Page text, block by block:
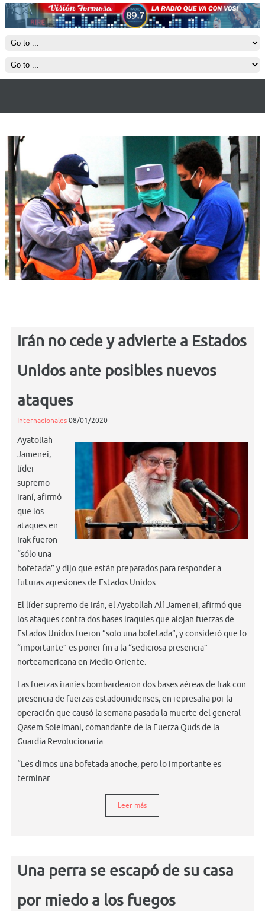
Irán no cede y advierte a Estados
Unidos ante posibles nuevos
ataques
Internacionales08/01/2020
Ayatollah
Jamenei,
líder
supremo
iraní, afirmó
que los
ataques en
Irak fueron
“sólo una
bofetada” y dijo que están preparados para responder a
futuras agresiones de Estados Unidos.
El líder supremo de Irán, el Ayatollah Alí Jamenei, afirmó que
los ataques contra dos bases iraquíes que alojan fuerzas de
Estados Unidos fueron “solo una bofetada”, y consideró que lo
“importante” es poner fin a la “sediciosa presencia”
norteamericana en Medio Oriente.
Las fuerzas iraníes bombardearon dos bases aéreas de Irak con
presencia de fuerzas estadounidenses, en represalia por la
operación que causó la semana pasada la muerte del general
Qasem Soleimani, comandante de la Fuerza Quds de la
Guardia Revolucionaria.
“Les dimos una bofetada anoche, pero lo importante es
terminar...
Leer más
Una perra se escapó de su casa
por miedo a los fuegos